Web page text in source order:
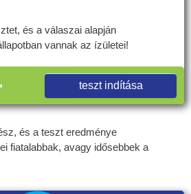
és a válaszai alapján
vannak az ízületei!
teszt indítása
és a teszt eredménye
fiatalabbak, avagy idősebbek a